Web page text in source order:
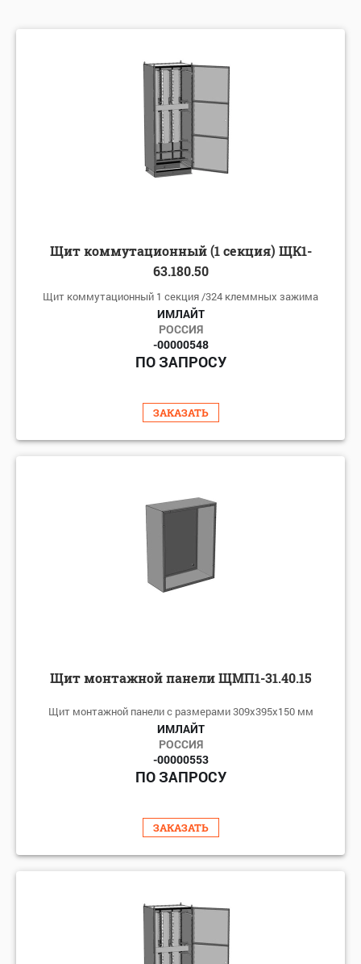
по алфавиту: Я-А
по цене: убыванию
по цене: возрастанию
Щит коммутационный (1 секция) ЩК1-
63.180.50
Щит коммутационный 1 секция /324 клеммных зажима
ИМЛАЙТ
РОССИЯ
-00000548
ПО ЗАПРОСУ
ЗАКАЗАТЬ
Щит монтажной панели ЩМП1-31.40.15
Щит монтажной панели с размерами 309х395х150 мм
ИМЛАЙТ
РОССИЯ
-00000553
ПО ЗАПРОСУ
ЗАКАЗАТЬ